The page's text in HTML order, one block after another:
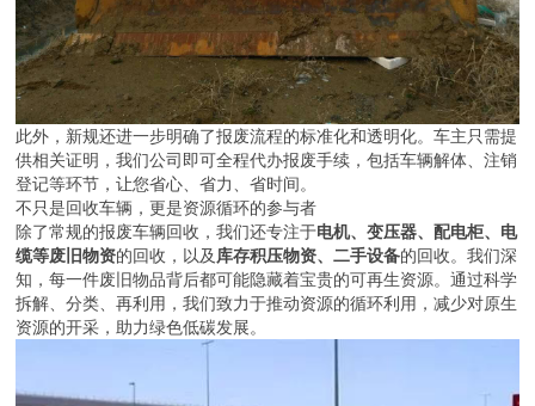
此外，新规还进一步明确了报废流程的标准化和透明化。车主只需提
供相关证明，我们公司即可全程代办报废手续，包括车辆解体、注销
登记等环节，让您省心、省力、省时间。
不只是回收车辆，更是资源循环的参与者
除了常规的报废车辆回收，我们还专注于电机、变压器、配电柜、电
缆等废旧物资的回收，以及库存积压物资、二手设备的回收。我们深
知，每一件废旧物品背后都可能隐藏着宝贵的可再生资源。通过科学
拆解、分类、再利用，我们致力于推动资源的循环利用，减少对原生
资源的开采，助力绿色低碳发展。